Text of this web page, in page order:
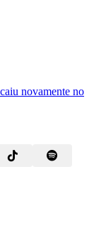
novamente no